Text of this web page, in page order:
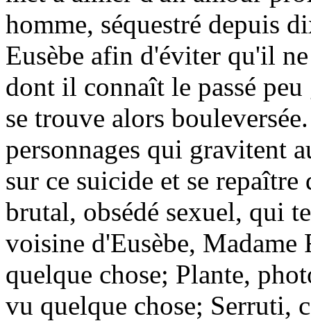
homme, séquestré depuis
Eusèbe afin d'éviter qu'il
dont il connaît le passé
se trouve alors
personnages qui gravitent
sur ce suicide et se
brutal, obsédé sexuel, qui
voisine d'Eusèbe,
quelque chose; Plante,
vu quelque chose; Serruti,